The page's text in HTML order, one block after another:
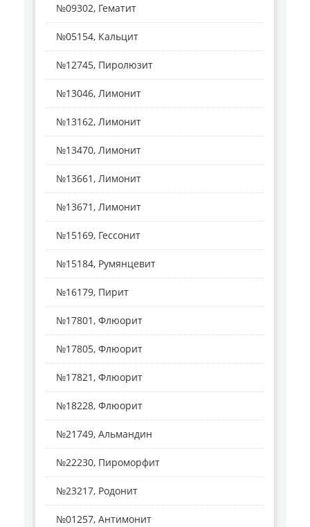
№09302, Гематит
№05154, Кальцит
№12745, Пиролюзит
№13046, Лимонит
№13162, Лимонит
№13470, Лимонит
№13661, Лимонит
№13671, Лимонит
№15169, Гессонит
№15184, Румянцевит
№16179, Пирит
№17801, Флюорит
№17805, Флюорит
№17821, Флюорит
№18228, Флюорит
№21749, Альмандин
№22230, Пироморфит
№23217, Родонит
№01257, Антимонит